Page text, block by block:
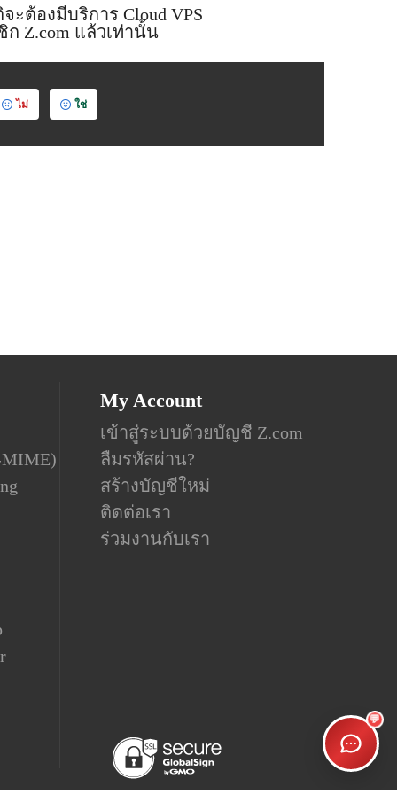
ะต้องมีบริการ Cloud VPS
Z.com แล้วเท่านั้น
ไม่ ใช่
MIME)
My Account
เข้าสู่ระบบด้วยบัญชี Z.com
ลืมรหัสผ่าน?
สร้างบัญชีใหม่
ติดต่อเรา
ร่วมงานกับเรา
💬